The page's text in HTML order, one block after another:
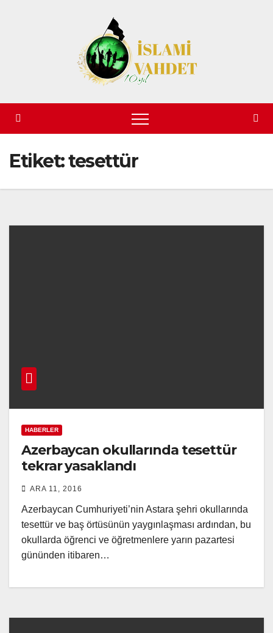
Etiket:tesettür
HABERLER
Azerbaycan okullarında tesettür
tekrar yasaklandı
ARA 11, 2016
Azerbaycan Cumhuriyeti’nin Astara şehri okullarında
tesettür ve baş örtüsünün yaygınlaşması ardından, bu
okullarda öğrenci ve öğretmenlere yarın pazartesi
gününden itibaren…